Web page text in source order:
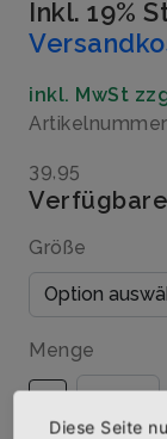
Inkl. 19%
inkl. MwSt
39,95
Größe
Menge
Diese Seite